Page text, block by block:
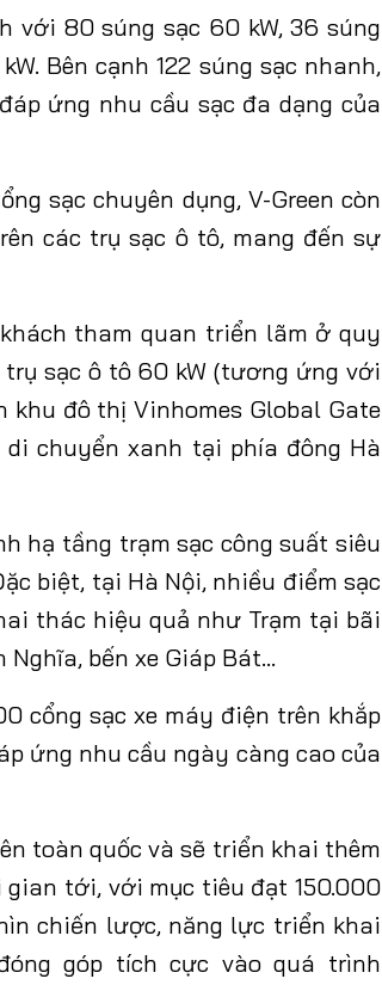
với 80 súng sạc 60 kW, 36 súng
Bên cạnh 122 súng sạc nhanh,
ứng nhu cầu sạc đa dạng của
sạc chuyên dụng, V-Green còn
các trụ sạc ô tô, mang đến sự
tham quan triển lãm ở quy
trụ sạc ô tô 60 kW (tương ứng với
khu đô thị Vinhomes Global Gate
chuyển xanh tại phía đông Hà
hạ tầng trạm sạc công suất siêu
biệt, tại Hà Nội, nhiều điểm sạc
thác hiệu quả như Trạm tại bãi
Nghĩa, bến xe Giáp Bát…
cổng sạc xe máy điện trên khắp
ứng nhu cầu ngày càng cao của
toàn quốc và sẽ triển khai thêm
tới, với mục tiêu đạt 150.000
chiến lược, năng lực triển khai
góp tích cực vào quá trình